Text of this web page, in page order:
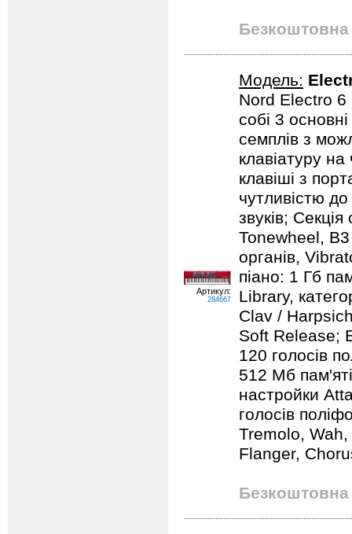
Безкоштовна
Артикул:
284667
Модель:
Nord Electro 6
собі 3
семплів з
клавіатуру
клавіші з
чутливістю
звуків;
Tonewheel,
органів,
піано: 1 Гб
Library,
Clav /
Soft Release;
120 голосів
512 Мб
настройки
голосів
Tremolo,
Flanger,
Безкоштовна